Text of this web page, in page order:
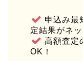
申込み最
定結果がネ
高額査定
OK！